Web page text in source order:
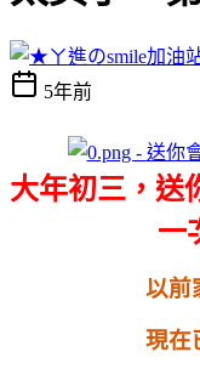
5年前
大年初三，送
一
以前
現在